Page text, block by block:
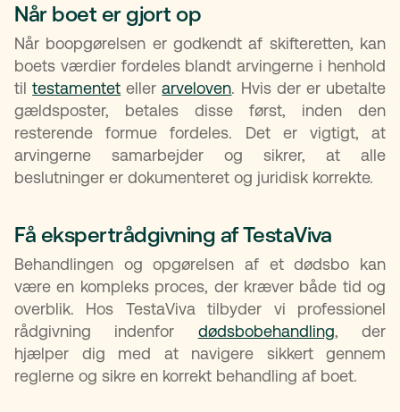
Når boet er gjort op
Når boopgørelsen er godkendt af skifteretten, kan
boets værdier fordeles blandt arvingerne i henhold
tiltestamentet ellerarveloven. Hvis der er ubetalte
gældsposter, betales disse først, inden den
resterende formue fordeles. Det er vigtigt, at
arvingerne samarbejder og sikrer, at alle
beslutninger er dokumenteret og juridisk korrekte.
Få ekspertrådgivning af TestaViva
Behandlingen og opgørelsen af et dødsbo kan
være en kompleks proces, der kræver både tid og
overblik. Hos TestaViva tilbyder vi professionel
rådgivning indenfor dødsbobehandling, der
hjælper dig med at navigere sikkert gennem
reglerne og sikre en korrekt behandling af boet.